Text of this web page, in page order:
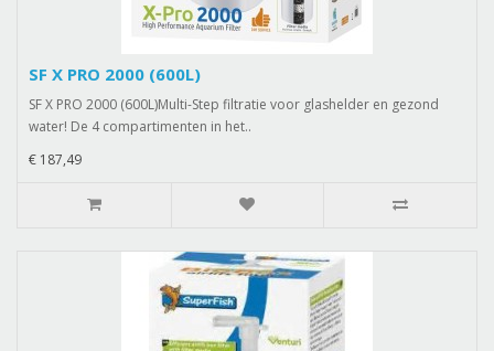
SF X PRO 2000 (600L)
SF X PRO 2000 (600L)Multi-Step filtratie voor glashelder en gezond
water! De 4 compartimenten in het..
€ 187,49